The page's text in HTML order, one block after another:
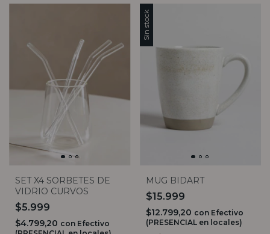
SET X4 SORBETES DE
VIDRIO CURVOS
$5.999
$4.799,20 con Efectivo
Sin stock
MUG BIDART
$15.999
$12.799,20 con Efectivo
(PRESENCIAL en locales)